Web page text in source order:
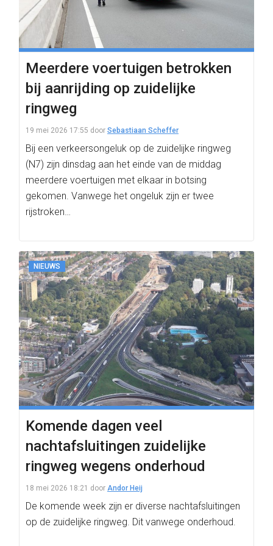
Meerdere voertuigen betrokken
bij aanrijding op zuidelijke
ringweg
19 mei 2026 17:55 door Sebastiaan Scheffer
Bij een verkeersongeluk op de zuidelijke ringweg
(N7) zijn dinsdag aan het einde van de middag
meerdere voertuigen met elkaar in botsing
gekomen. Vanwege het ongeluk zijn er twee
rijstroken…
NIEUWS
Komende dagen veel
nachtafsluitingen zuidelijke
ringweg wegens onderhoud
18 mei 2026 18:21 door Andor Heij
De komende week zijn er diverse nachtafsluitingen
op de zuidelijke ringweg. Dit vanwege onderhoud.